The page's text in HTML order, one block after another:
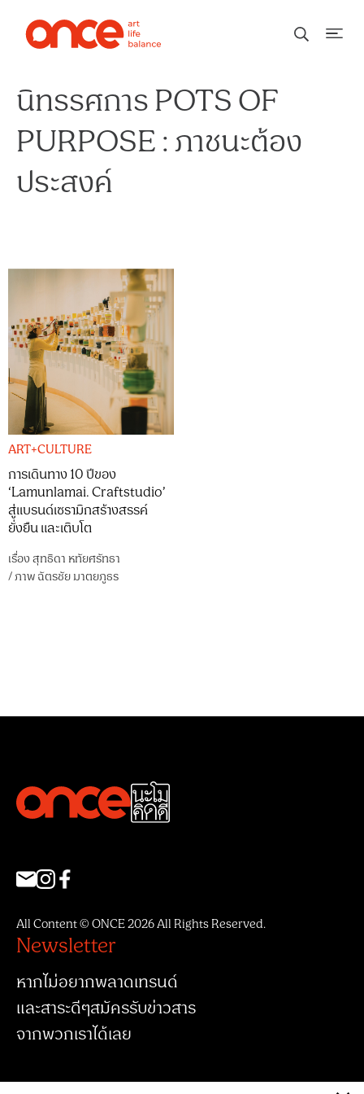
นิทรรศการ POTS OF
PURPOSE : ภาชนะต้อง
ประสงค์
ART+CULTURE
การเดินทาง 10 ปีของ
‘Lamunlamai. Craftstudio’
สู่เเบรนด์เซรามิกสร้างสรรค์
ยั่งยืน และเติบโต
เรื่องสุทธิดา หทัยศรัทธา
/ภาพฉัตรชัย มาตยภูธร
All Content © ONCE 2026 All Rights Reserved.
Newsletter
หากไม่อยากพลาดเทรนด์
และสาระดีๆสมัครรับข่าวสาร
จากพวกเราได้เลย